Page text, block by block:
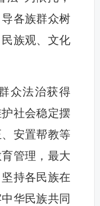
各族群众树
族观、文化
众法治获得
社会稳定摆
安置帮教等
管理，最大
持各民族在
华民族共同